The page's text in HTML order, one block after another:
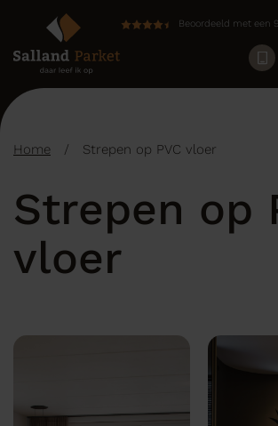
Beoordeeld met een
Home / Strepen op PVC vloer
Strepen op
vloer